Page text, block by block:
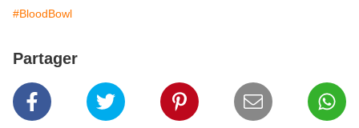
#BloodBowl
Partager